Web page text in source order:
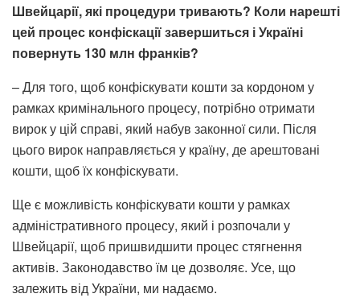
Швейцарії, які процедури тривають? Коли нарешті
цей процес конфіскації завершиться і Україні
повернуть 130 млн франків?
– Для того, щоб конфіскувати кошти за кордоном у
рамках кримінального процесу, потрібно отримати
вирок у цій справі, який набув законної сили. Після
цього вирок направляється у країну, де арештовані
кошти, щоб їх конфіскувати.
Ще є можливість конфіскувати кошти у рамках
адміністративного процесу, який і розпочали у
Швейцарії, щоб пришвидшити процес стягнення
активів. Законодавство їм це дозволяє. Усе, що
залежить від України, ми надаємо.